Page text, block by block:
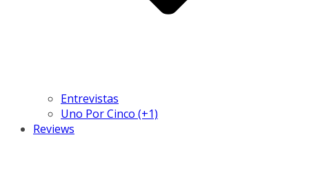
Entrevistas
Uno Por Cinco (+1)
Reviews